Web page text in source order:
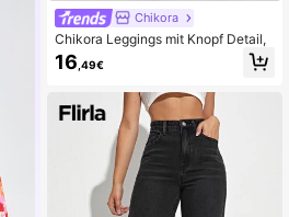
Chikora
Chikora Leggings mit Knopf Detail,
16 ,49€